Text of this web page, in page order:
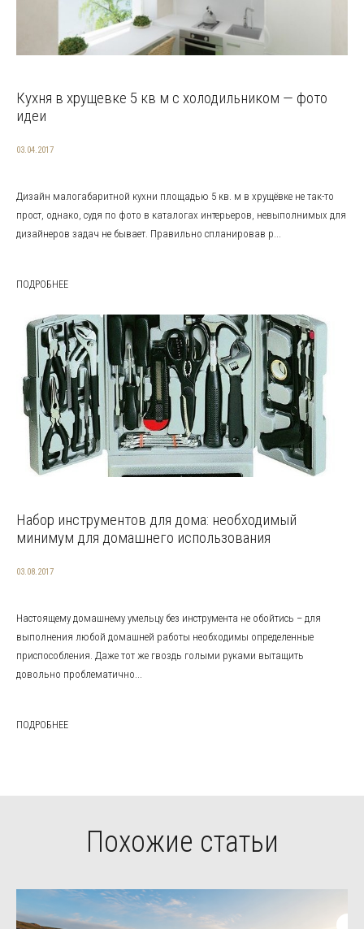
Кухня в хрущевке 5 кв м с холодильником — фото
идеи
03.04.2017
Дизайн малогабаритной кухни площадью 5 кв. м в хрущёвке не так-то
прост, однако, судя по фото в каталогах интерьеров, невыполнимых для
дизайнеров задач не бывает. Правильно спланировав р...
ПОДРОБНЕЕ
Набор инструментов для дома: необходимый
минимум для домашнего использования
03.08.2017
Настоящему домашнему умельцу без инструмента не обойтись – для
выполнения любой домашней работы необходимы определенные
приспособления. Даже тот же гвоздь голыми руками вытащить
довольно проблематично...
ПОДРОБНЕЕ
Похожие статьи